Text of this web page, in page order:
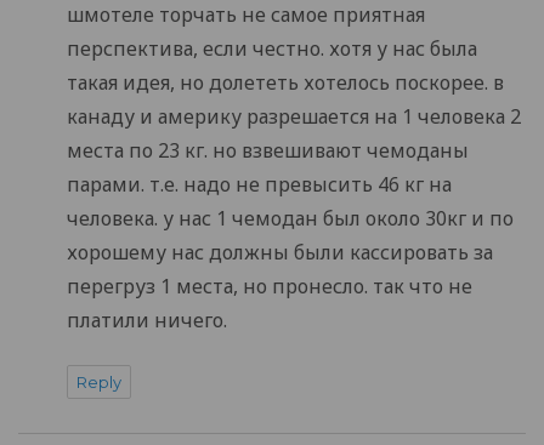
шмотеле торчать не самое приятная
перспектива, если честно. хотя у нас была
такая идея, но долететь хотелось поскорее. в
канаду и америку разрешается на 1 человека 2
места по 23 кг. но взвешивают чемоданы
парами. т.е. надо не превысить 46 кг на
человека. у нас 1 чемодан был около 30кг и по
хорошему нас должны были кассировать за
перегруз 1 места, но пронесло. так что не
платили ничего.
Reply